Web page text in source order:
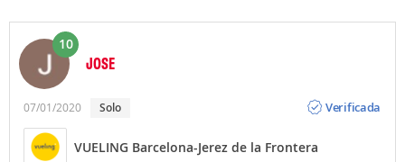
10
JOSE
07/01/2020 Solo
Verificada
VUELING Barcelona-Jerez de la Frontera